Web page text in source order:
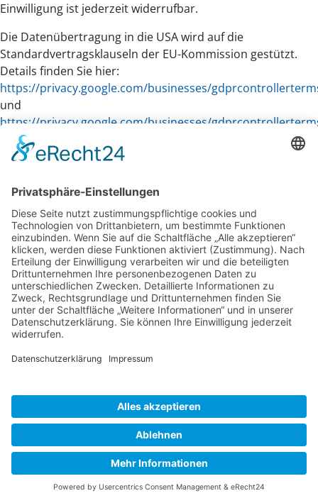
Einwilligung ist jederzeit widerrufbar.
Die Datenübertragung in die USA wird auf die
Standardvertragsklauseln der EU-Kommission gestützt.
Details finden Sie hier:
https://privacy.google.com/businesses/
und
https://privacy.google.com/businesses/
Mehr Informationen zum Umgang mit Nutzerdaten finden
https://policies.google.com/privacy?hl=de
Das Unternehmen verfügt über eine Zertifizierung nach
dem „EU-US Data Privacy Framework“ (DPF). Der DPF ist ein
Übereinkommen zwischen der Europäischen Union und
den USA, der die Einhaltung europäischer
Datenschutzstandards bei Datenverarbeitungen in den
USA gewährleisten soll. Jedes nach dem DPF zertifizierte
Unternehmen verpflichtet sich, diese
Datenschutzstandards einzuhalten. Weitere Informationen
https://www.dataprivacyframework.gov/participant/5780
Impressum